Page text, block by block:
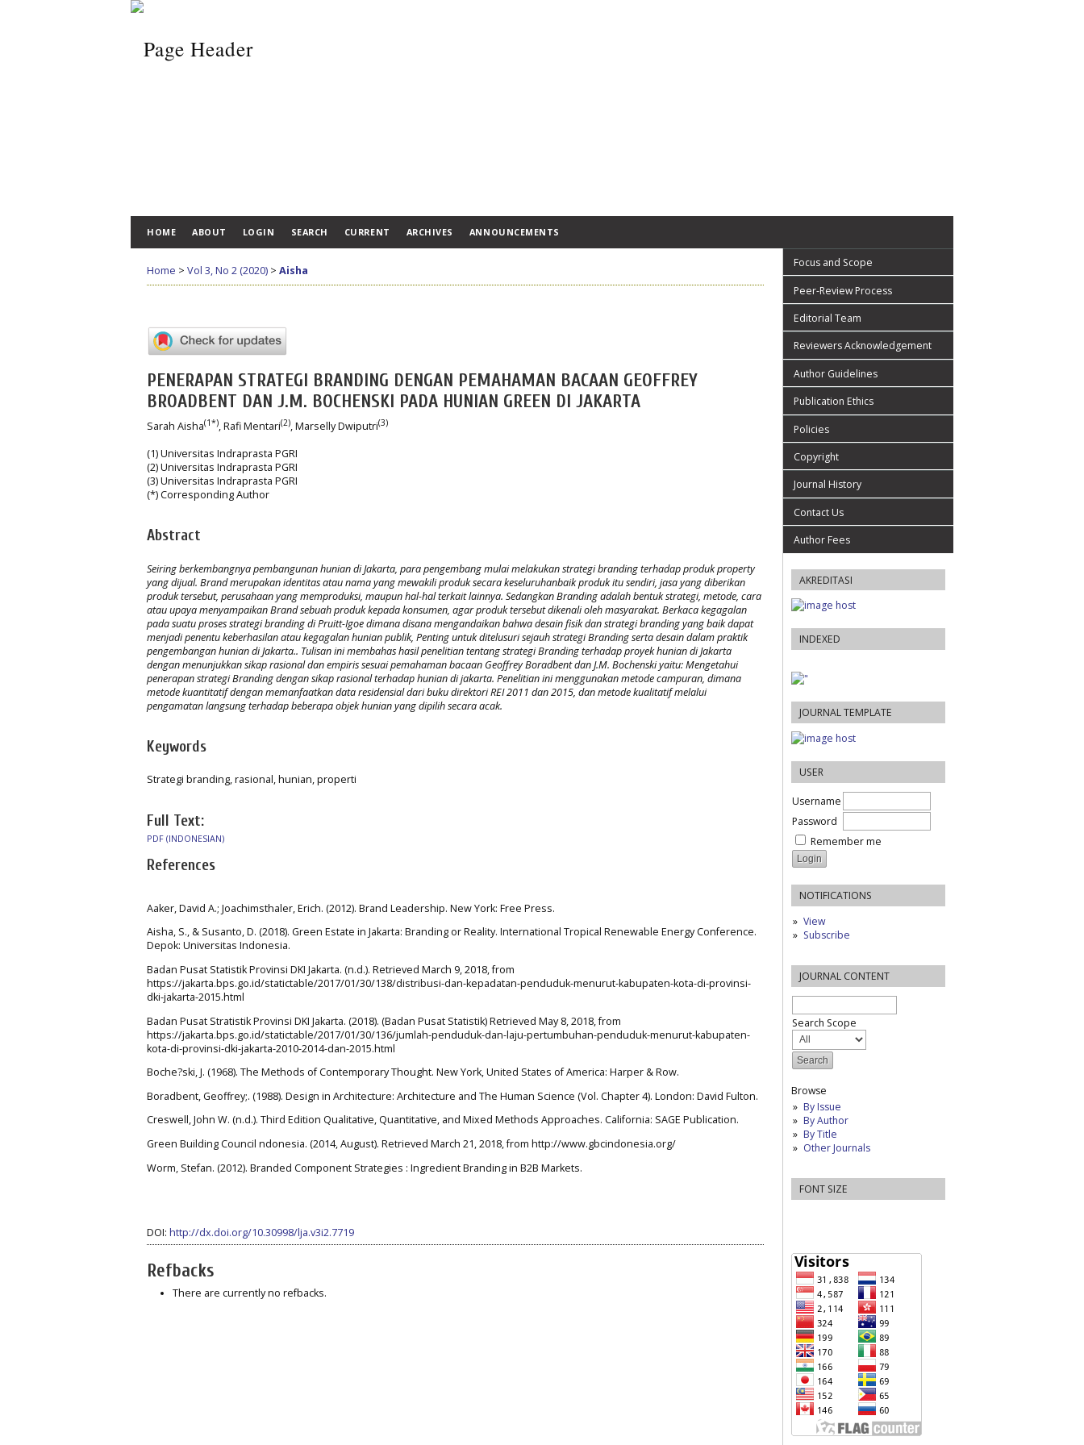
Focus and Scope
Peer-Review Process
Editorial Team
Reviewers Acknowledgement
Author Guidelines
Publication Ethics
Policies
Copyright
Journal History
Contact Us
Author Fees
AKREDITASI
INDEXED
JOURNAL TEMPLATE
USER
Username
Password
Remember me
NOTIFICATIONS
View
Subscribe
JOURNAL CONTENT
Search Scope
Browse
By Issue
By Author
By Title
Other Journals
FONT SIZE
HOME ABOUT LOGIN SEARCH CURRENT ARCHIVES ANNOUNCEMENTS
Home > Vol 3, No 2 (2020) > Aisha
PENERAPAN STRATEGI BRANDING DENGAN PEMAHAMAN BACAAN GEOFFREY
BROADBENT DAN J.M. BOCHENSKI PADA HUNIAN GREEN DI JAKARTA
Sarah Aisha(1*), Rafi Mentari(2), Marselly Dwiputri(3)
(1) Universitas Indraprasta PGRI
(2) Universitas Indraprasta PGRI
(3) Universitas Indraprasta PGRI
(*) Corresponding Author
Abstract
Seiring berkembangnya pembangunan hunian di Jakarta, para pengembang mulai melakukan strategi branding terhadap produk property
yang dijual. Brand merupakan identitas atau nama yang mewakili produk secara keseluruhanbaik produk itu sendiri, jasa yang diberikan
produk tersebut, perusahaan yang memproduksi, maupun hal-hal terkait lainnya. Sedangkan Branding adalah bentuk strategi, metode, cara
atau upaya menyampaikan Brand sebuah produk kepada konsumen, agar produk tersebut dikenali oleh masyarakat. Berkaca kegagalan
pada suatu proses strategi branding di Pruitt-Igoe dimana disana mengandaikan bahwa desain fisik dan strategi branding yang baik dapat
menjadi penentu keberhasilan atau kegagalan hunian publik, Penting untuk ditelusuri sejauh strategi Branding serta desain dalam praktik
pengembangan hunian di Jakarta.. Tulisan ini membahas hasil penelitian tentang strategi Branding terhadap proyek hunian di Jakarta
dengan menunjukkan sikap rasional dan empiris sesuai pemahaman bacaan Geoffrey Boradbent dan J.M. Bochenski yaitu: Mengetahui
penerapan strategi Branding dengan sikap rasional terhadap hunian di jakarta. Penelitian ini menggunakan metode campuran, dimana
metode kuantitatif dengan memanfaatkan data residensial dari buku direktori REI 2011 dan 2015, dan metode kualitatif melalui
pengamatan langsung terhadap beberapa objek hunian yang dipilih secara acak.
Keywords
Strategi branding, rasional, hunian, properti
Full Text:
PDF (INDONESIAN)
References
Aaker, David A.; Joachimsthaler, Erich. (2012). Brand Leadership. New York: Free Press.
Aisha, S., & Susanto, D. (2018). Green Estate in Jakarta: Branding or Reality. International Tropical Renewable Energy Conference.
Depok: Universitas Indonesia.
Badan Pusat Statistik Provinsi DKI Jakarta. (n.d.). Retrieved March 9, 2018, from
https://jakarta.bps.go.id/statictable/2017/01/30/138/distribusi-dan-kepadatan-penduduk-menurut-kabupaten-kota-di-provinsi-
dki-jakarta-2015.html
Badan Pusat Stratistik Provinsi DKI Jakarta. (2018). (Badan Pusat Statistik) Retrieved May 8, 2018, from
https://jakarta.bps.go.id/statictable/2017/01/30/136/jumlah-penduduk-dan-laju-pertumbuhan-penduduk-menurut-kabupaten-
kota-di-provinsi-dki-jakarta-2010-2014-dan-2015.html
Boche?ski, J. (1968). The Methods of Contemporary Thought. New York, United States of America: Harper & Row.
Boradbent, Geoffrey;. (1988). Design in Architecture: Architecture and The Human Science (Vol. Chapter 4). London: David Fulton.
Creswell, John W. (n.d.). Third Edition Qualitative, Quantitative, and Mixed Methods Approaches. California: SAGE Publication.
Green Building Council ndonesia. (2014, August). Retrieved March 21, 2018, from http://www.gbcindonesia.org/
Worm, Stefan. (2012). Branded Component Strategies : Ingredient Branding in B2B Markets.
DOI: http://dx.doi.org/10.30998/lja.v3i2.7719
Refbacks
There are currently no refbacks.